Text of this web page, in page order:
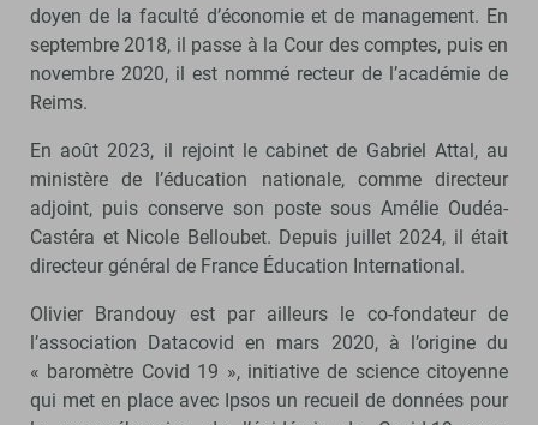
doyen de la faculté d’économie et de management. En
septembre 2018, il passe à la Cour des comptes, puis en
novembre 2020, il est nommé recteur de l’académie de
Reims.
En août 2023, il rejoint le cabinet de Gabriel Attal, au
ministère de l’éducation nationale, comme directeur
adjoint, puis conserve son poste sous Amélie Oudéa-
Castéra et Nicole Belloubet. Depuis juillet 2024, il était
directeur général de France Éducation International.
Olivier Brandouy est par ailleurs le co-fondateur de
l’association Datacovid en mars 2020, à l’origine du
« baromètre Covid 19 », initiative de science citoyenne
qui met en place avec Ipsos un recueil de données pour